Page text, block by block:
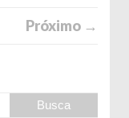
Próximo →